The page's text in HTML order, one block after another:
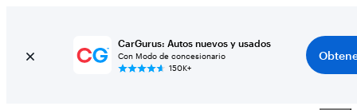
CarGurus: Autos nuevos y usados
Con Modo de concesionario
150K+